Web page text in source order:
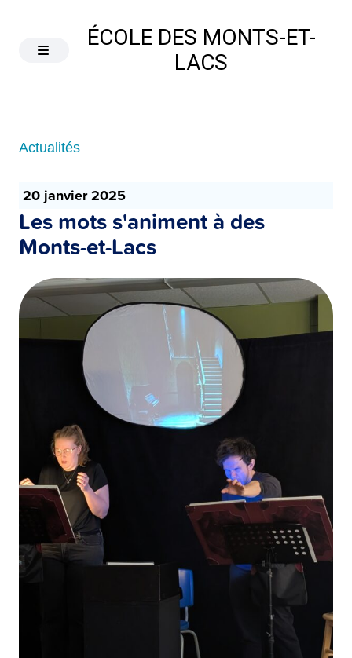
ÉCOLE DES MONTS-ET-
LACS
Actualités
Les mots s'animent à des
Monts-et-Lacs
20 janvier 2025